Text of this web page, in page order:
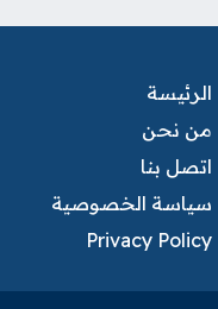
الرئيسة
من نحن
اتصل بنا
سياسة الخصوصية
Privacy Policy